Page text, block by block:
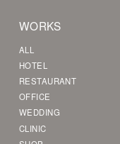
WORKS
ALL
HOTEL
RESTAURANT
OFFICE
WEDDING
CLINIC